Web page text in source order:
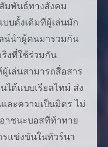
มพันธ์ทางสังคม
บดั้งเดิมที่ผู้เล่นมัก
น์นำผู้คนมารวมกัน
งที่ใช้ร่วมกัน
เล่นสามารถสื่อสาร
ด้แบบเรียลไทม์ ส่ง
ละความเป็นมิตร ไม่
าชนะบอสที่ท้าทาย
แข่งขันในทัวร์นา